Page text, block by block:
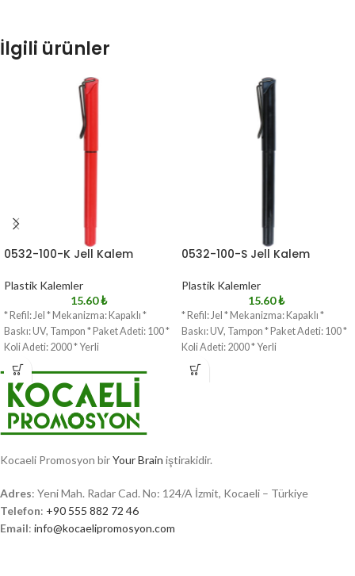
İlgili ürünler
0532-100-K Jell Kalem
Plastik Kalemler
15.60₺
* Refil: Jel * Mekanizma: Kapaklı *
Baskı: UV, Tampon * Paket Adeti: 100 *
Koli Adeti: 2000 * Yerli
0532-100-S Jell Kalem
Plastik Kalemler
15.60₺
* Refil: Jel * Mekanizma: Kapaklı *
Baskı: UV, Tampon * Paket Adeti: 100 *
Koli Adeti: 2000 * Yerli
Kocaeli Promosyon birYour Brain iştirakidir.
Adres: Yeni Mah. Radar Cad. No: 124/A İzmit, Kocaeli – Türkiye
Telefon: +90 555 882 72 46
Email: info@kocaelipromosyon.com